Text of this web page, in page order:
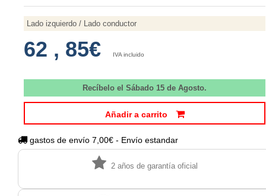
Lado izquierdo / Lado conductor
62 , 85€ IVA incluido
Recíbelo el Sábado 15 de Agosto.
Añadir a carrito
gastos de envío 7,00€ - Envío estandar
2 años de garantía oficial